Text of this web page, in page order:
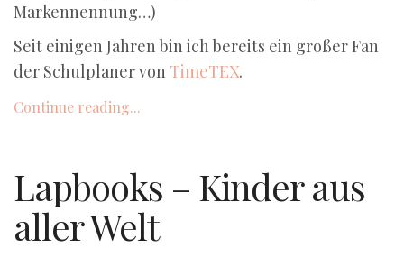
Markennennung…)
Seit einigen Jahren bin ich bereits ein großer Fan
der Schulplaner von TimeTEX.
Continue reading...
Lapbooks – Kinder aus
aller Welt